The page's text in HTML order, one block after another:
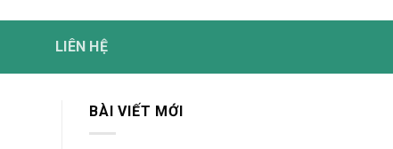
LIÊN HỆ
BÀI VIẾT MỚI